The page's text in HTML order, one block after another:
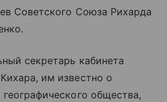
Советского Союза Рихарда
секретарь кабинета
им известно о
географического общества,